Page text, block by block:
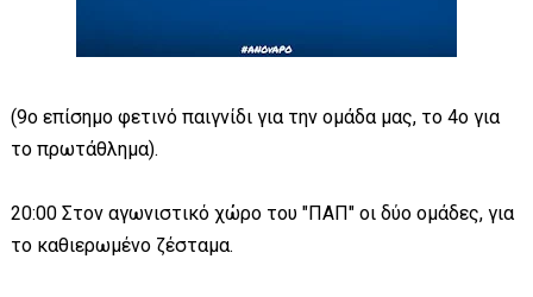
(9ο επίσημο φετινό παιγνίδι για την ομάδα μας, το 4ο για
το πρωτάθλημα).
20:00 Στον αγωνιστικό χώρο του "ΠΑΠ" οι δύο ομάδες, για
το καθιερωμένο ζέσταμα.